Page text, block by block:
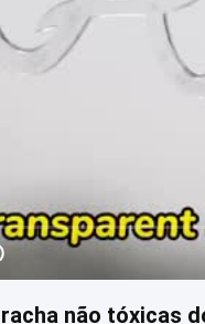
não tóxicas